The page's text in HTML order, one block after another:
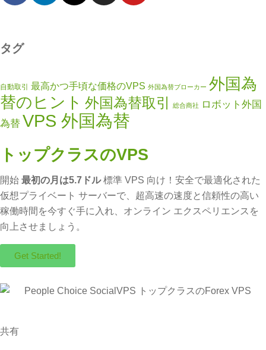
タグ
自動取引 最高かつ手頃な価格のVPS 外国為替ブローカー 外国為
替のヒント 外国為替取引 総合商社
ロボット外国
為替 VPS 外国為替
トップクラスのVPS
開始 最初の月は5.7ドル標準 VPS 向け！安全で最適化された
仮想プライベート サーバーで、超高速の速度と信頼性の高い
稼働時間を今すぐ手に入れ、オンライン エクスペリエンスを
向上させましょう。
Get Started!
共有